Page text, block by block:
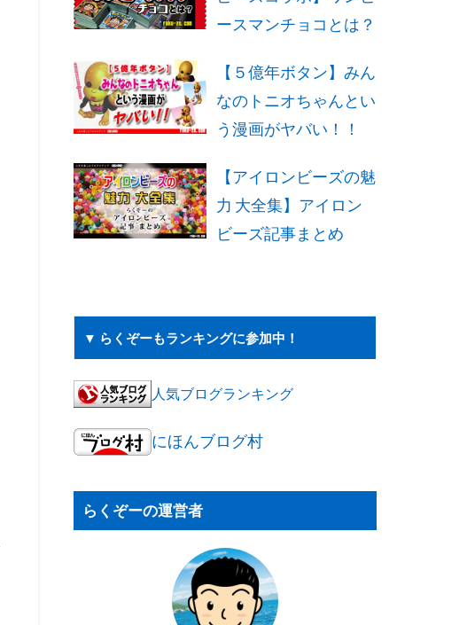
ースマンチョコとは？
【５億年ボタン】みん
なのトニオちゃんとい
う漫画がヤバい！！
【アイロンビーズの魅
力 大全集】アイロン
ビーズ記事まとめ
▼ らくぞーもランキングに参加中！
人気ブログランキング
にほんブログ村
らくぞーの運営者